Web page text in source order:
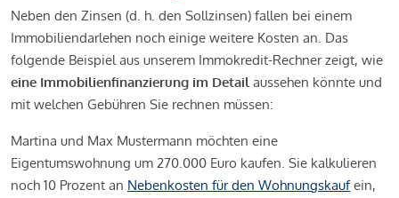
Neben den Zinsen (d. h. den Sollzinsen) fallen bei einem
Immobiliendarlehen noch einige weitere Kosten an. Das
folgende Beispiel aus unserem Immokredit-Rechner zeigt, wie
eine Immobilienfinanzierung im Detail aussehen könnte und
mit welchen Gebühren Sie rechnen müssen:
Martina und Max Mustermann möchten eine
Eigentumswohnung um 270.000 Euro kaufen. Sie kalkulieren
noch 10 Prozent an Nebenkosten für den Wohnungskaufein,